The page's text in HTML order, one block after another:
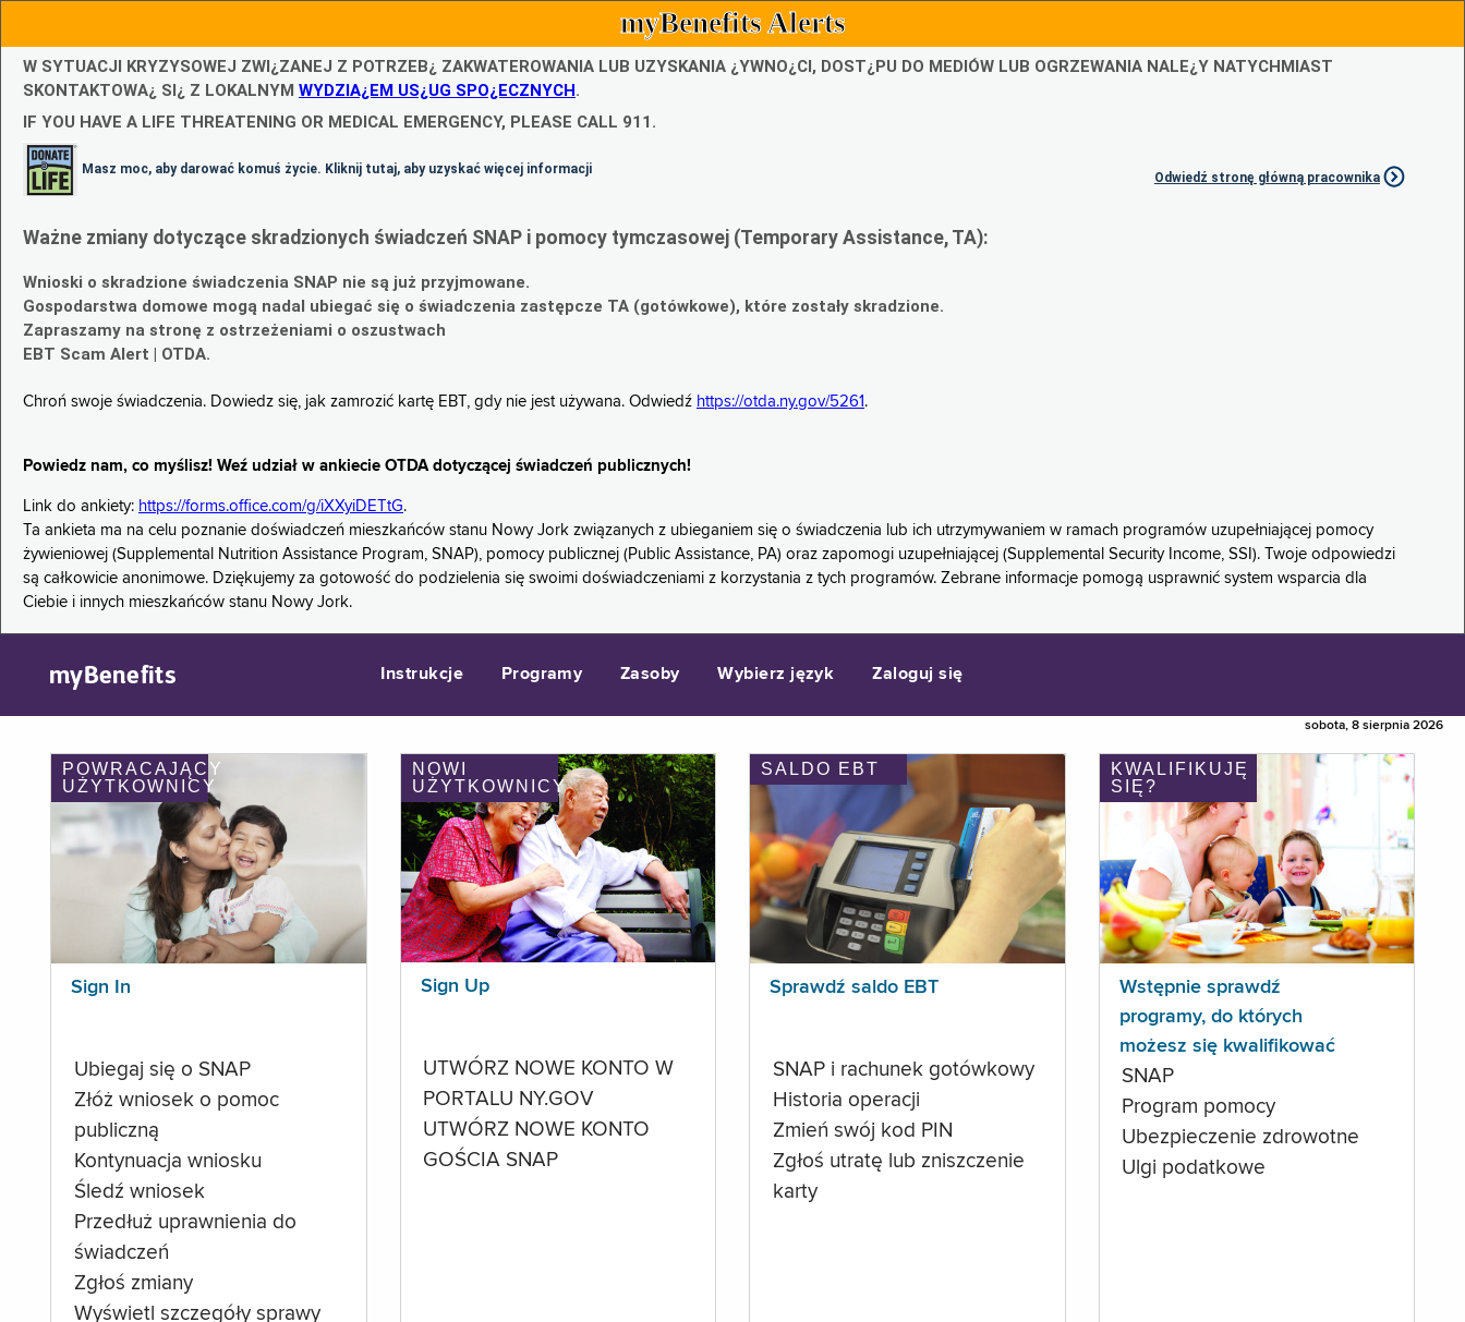
myBenefits Alerts
W SYTUACJI KRYZYSOWEJ ZWI¿ZANEJ Z POTRZEB¿ ZAKWATEROWANIA LUB UZYSKANIA ¿YWNO¿CI, DOST¿PU DO MEDIÓW LUB OGRZEWANIA NALE¿Y NATYCHMIAST
SKONTAKTOWA¿ SI¿ Z LOKALNYM WYDZIA¿EM US¿UG SPO¿ECZNYCH.
IF YOU HAVE A LIFE THREATENING OR MEDICAL EMERGENCY, PLEASE CALL 911.
Masz moc, aby darować komuś życie. Kliknij tutaj, aby uzyskać więcej informacji
Odwiedź stronę główną pracownika
Ważne zmiany dotyczące skradzionych świadczeń SNAP i pomocy tymczasowej (Temporary Assistance, TA):
Wnioski o skradzione świadczenia SNAP nie są już przyjmowane.
Gospodarstwa domowe mogą nadal ubiegać się o świadczenia zastępcze TA (gotówkowe), które zostały skradzione.
Zapraszamy na stronę z ostrzeżeniami o oszustwach
EBT Scam Alert | OTDA.
Chroń swoje świadczenia. Dowiedz się, jak zamrozić kartę EBT, gdy nie jest używana. Odwiedź https://otda.ny.gov/5261 .
Powiedz nam, co myślisz! Weź udział w ankiecie OTDA dotyczącej świadczeń publicznych!
Link do ankiety: https://forms.office.com/g/iXXyiDETtG.
Ta ankieta ma na celu poznanie doświadczeń mieszkańców stanu Nowy Jork związanych z ubieganiem się o świadczenia lub ich utrzymywaniem w ramach programów uzupełniającej pomocy
żywieniowej (Supplemental Nutrition Assistance Program, SNAP), pomocy publicznej (Public Assistance, PA) oraz zapomogi uzupełniającej (Supplemental Security Income, SSI). Twoje odpowiedzi
są całkowicie anonimowe. Dziękujemy za gotowość do podzielenia się swoimi doświadczeniami z korzystania z tych programów. Zebrane informacje pomogą usprawnić system wsparcia dla
Ciebie i innych mieszkańców stanu Nowy Jork.
myBenefits Instrukcje Programy Zasoby Wybierz język Zaloguj się
sobota, 8 sierpnia 2026
POWRACAJĄCY
UŻYTKOWNICY
Sign In
Ubiegaj się o SNAP
Złóż wniosek o pomoc
publiczną
Kontynuacja wniosku
Śledź wniosek
Przedłuż uprawnienia do
świadczeń
Zgłoś zmiany
Wyświetl szczegóły sprawy
NOWI
UŻYTKOWNICY
Sign Up
UTWÓRZ NOWE KONTO W
PORTALU NY.GOV
UTWÓRZ NOWE KONTO
GOŚCIA SNAP
SALDO EBT
Sprawdź saldo EBT
SNAP i rachunek gotówkowy
Historia operacji
Zmień swój kod PIN
Zgłoś utratę lub zniszczenie
karty
KWALIFIKUJĘ
SIĘ?
Wstępnie sprawdź
programy, do których
możesz się kwalifikować
SNAP
Program pomocy
Ubezpieczenie zdrowotne
Ulgi podatkowe